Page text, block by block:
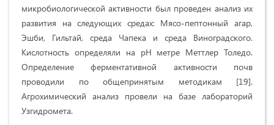
микробиологической активности был проведен анализ их
развития на следующих средах: Мясо-пептонный агар,
Эшби, Гильтай, среда Чапека и среда Виноградского.
Кислотность определяли на рН метре Меттлер Толедо.
Определение ферментативной активности почв
проводили по общепринятым методикам [19].
Агрохимический анализ провели на базе лабораторий
Узгидромета.